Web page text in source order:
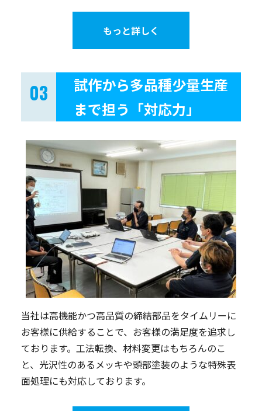
もっと詳しく
試作から多品種少量生産
まで担う「対応力」
当社は高機能かつ高品質の締結部品をタイムリーに
お客様に供給することで、お客様の満足度を追求し
ております。工法転換、材料変更はもちろんのこ
と、光沢性のあるメッキや頭部塗装のような特殊表
面処理にも対応しております。